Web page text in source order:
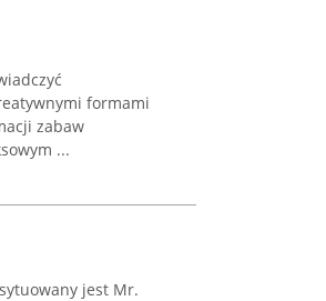
formami
zabaw
...
jest Mr.